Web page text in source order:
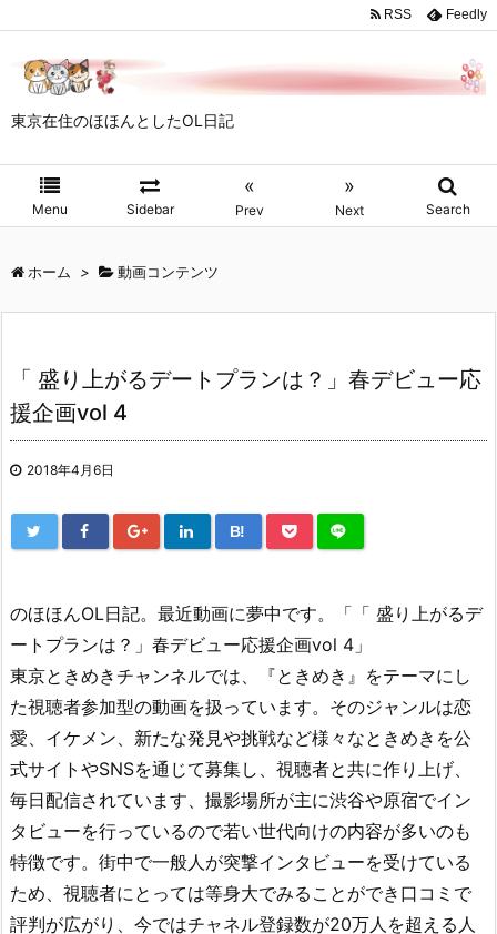
東京在住のほほんとしたOL日記
Menu Sidebar
«
Prev
»
Next Search
RSS Feedly
ホーム > 動画コンテンツ
「 盛り上がるデートプランは？」春デビュー応
援企画vol 4
2018年4月6日
B!
のほほんOL日記。最近動画に夢中です。「「 盛り上がるデ
ートプランは？」春デビュー応援企画vol 4」
東京ときめきチャンネルでは、『ときめき』をテーマにし
た視聴者参加型の動画を扱っています。そのジャンルは恋
愛、イケメン、新たな発見や挑戦など様々なときめきを公
式サイトやSNSを通じて募集し、視聴者と共に作り上げ、
毎日配信されています、撮影場所が主に渋谷や原宿でイン
タビューを行っているので若い世代向けの内容が多いのも
特徴です。街中で一般人が突撃インタビューを受けている
ため、視聴者にとっては等身大でみることができ口コミで
評判が広がり、今ではチャネル登録数が20万人を超える人